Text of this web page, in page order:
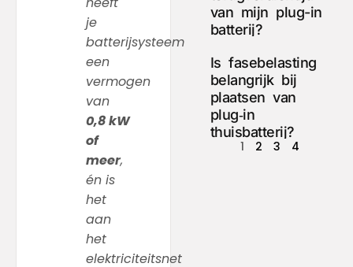
je
batterijsysteem
een
vermogen
van
0,8 kW
of
meer,
én is
het
aan
het
elektriciteitsnet
van mijn plug-in
batterij?
Is fasebelasting
belangrijk bij
plaatsen van
plug‑in
thuisbatterij?
1 2 3 4